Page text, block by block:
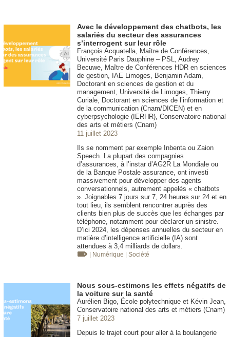
Avec le développement des chatbots, les
salariés du secteur des assurances
s’interrogent sur leur rôle
François Acquatella, Maître de Conférences,
Université Paris Dauphine – PSL, Audrey
Becuwe, Maître de Conférences HDR en sciences
de gestion, IAE Limoges, Benjamin Adam,
Doctorant en sciences de gestion et du
management, Université de Limoges, Thierry
Curiale, Doctorant en sciences de l’information et
de la communication (Cnam/DICEN) et en
cyberpsychologie (IERHR), Conservatoire national
des arts et métiers (Cnam)
11 juillet 2023
Ils se nomment par exemple Inbenta ou Zaion
Speech. La plupart des compagnies
d’assurances, à l’instar d’AG2R La Mondiale ou
de la Banque Postale assurance, ont investi
massivement pour développer des agents
conversationnels, autrement appelés « chatbots
». Joignables 7 jours sur 7, 24 heures sur 24 et en
tout lieu, ils semblent rencontrer auprès des
clients bien plus de succès que les échanges par
téléphone, notamment pour déclarer un sinistre.
D’ici 2024, les dépenses annuelles du secteur en
matière d’intelligence artificielle (IA) sont
attendues à 3,4 milliards de dollars.
| Numérique | Société
Nous sous-estimons les effets négatifs de
la voiture sur la santé
Aurélien Bigo, École polytechnique et Kévin Jean,
Conservatoire national des arts et métiers (Cnam)
7 juillet 2023
Depuis le trajet court pour aller à la boulangerie